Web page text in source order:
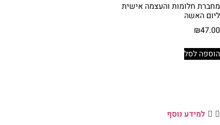
מחברת חלומות והעצמה אישית
ליום האשה
₪47.00
הוספה לסל
למידע נוסף